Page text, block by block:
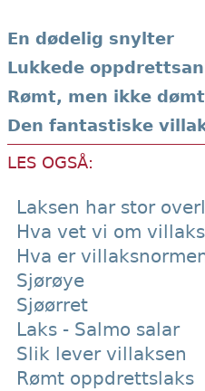
En dødelig snylter
Lukkede
Rømt, men ikke dømt
Den fantastiske
LES OGSÅ:
Laksen har stor
Hva vet vi om
Hva er
Sjørøye
Sjøørret
Laks - Salmo salar
Slik lever villaksen
Rømt oppdrettslaks